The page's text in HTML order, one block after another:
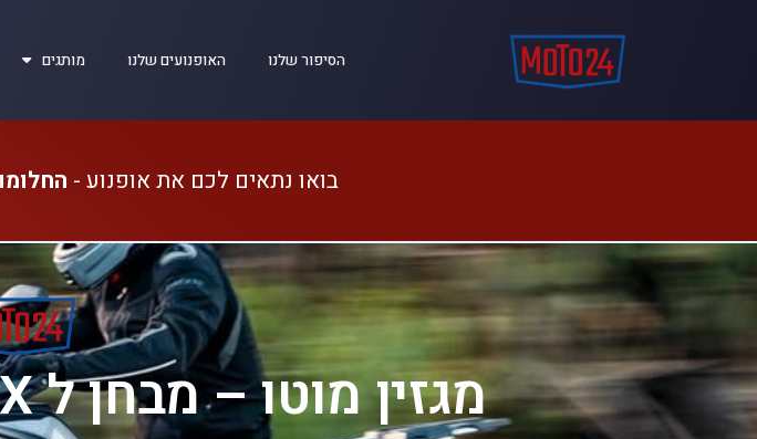
הסיפור שלנו האופנועים שלנו מותגים
בואו נתאים לכם את אופנוע -
מגזין מוטו – מבחן ל VOGE 525DSX החדש